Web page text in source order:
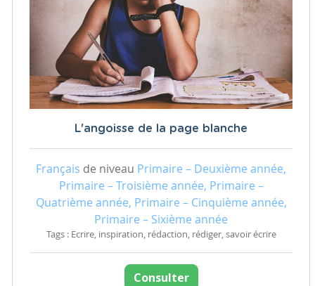
L'angoisse de la page blanche
Français de niveau Primaire – Deuxième année,
Primaire – Troisième année, Primaire –
Quatrième année, Primaire – Cinquième année,
Primaire – Sixième année
Tags : Ecrire, inspiration, rédaction, rédiger, savoir écrire
Consulter